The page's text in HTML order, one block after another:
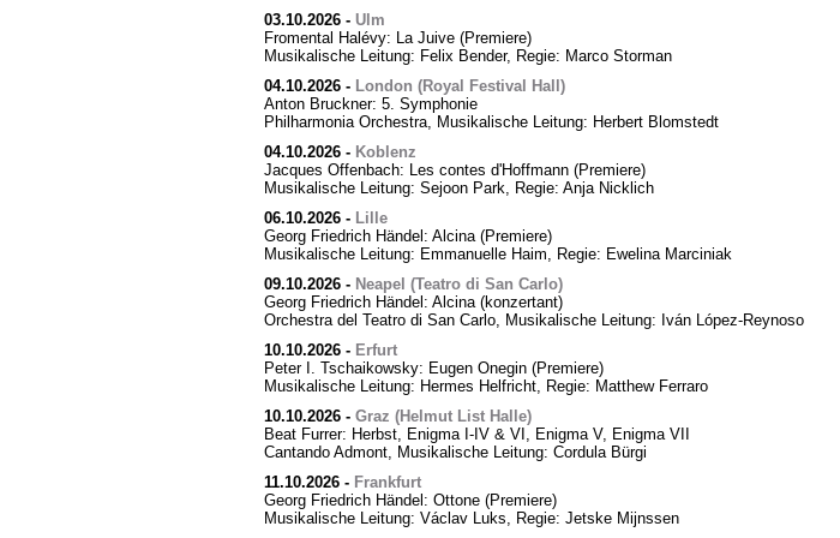
03.10.2026- Ulm
Fromental Halévy: La Juive (Premiere)
Musikalische Leitung: Felix Bender, Regie: Marco Storman
04.10.2026- London (Royal Festival Hall)
Anton Bruckner: 5. Symphonie
Philharmonia Orchestra, Musikalische Leitung: Herbert Blomstedt
04.10.2026- Koblenz
Jacques Offenbach: Les contes d'Hoffmann (Premiere)
Musikalische Leitung: Sejoon Park, Regie: Anja Nicklich
06.10.2026- Lille
Georg Friedrich Händel: Alcina (Premiere)
Musikalische Leitung: Emmanuelle Haim, Regie: Ewelina Marciniak
09.10.2026- Neapel (Teatro di San Carlo)
Georg Friedrich Händel: Alcina (konzertant)
Orchestra del Teatro di San Carlo, Musikalische Leitung: Iván López-Reynoso
10.10.2026- Erfurt
Peter I. Tschaikowsky: Eugen Onegin (Premiere)
Musikalische Leitung: Hermes Helfricht, Regie: Matthew Ferraro
10.10.2026- Graz (Helmut List Halle)
Beat Furrer: Herbst, Enigma I-IV & VI, Enigma V, Enigma VII
Cantando Admont, Musikalische Leitung: Cordula Bürgi
11.10.2026- Frankfurt
Georg Friedrich Händel: Ottone (Premiere)
Musikalische Leitung: Václav Luks, Regie: Jetske Mijnssen